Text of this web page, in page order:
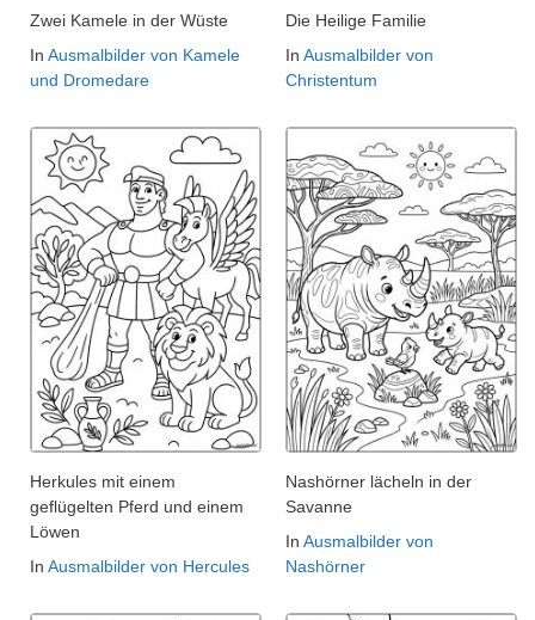
Zwei Kamele in der Wüste
In Ausmalbilder von Kamele
und Dromedare
Die Heilige Familie
In Ausmalbilder von
Christentum
Herkules mit einem
geflügelten Pferd und einem
Löwen
In Ausmalbilder von Hercules
Nashörner lächeln in der
Savanne
In Ausmalbilder von
Nashörner